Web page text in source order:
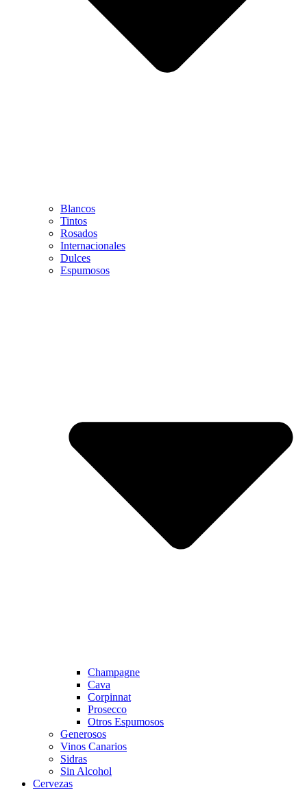
Blancos
Tintos
Rosados
Internacionales
Dulces
Espumosos
Champagne
Cava
Corpinnat
Prosecco
Otros Espumosos
Generosos
Vinos Canarios
Sidras
Sin Alcohol
Cervezas